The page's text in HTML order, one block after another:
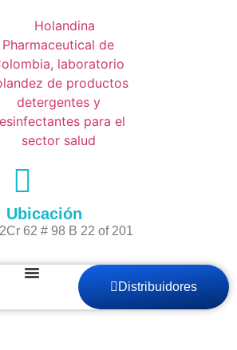
Ubicación
Cr 62 # 98 B 22 of 201
Distribuidores